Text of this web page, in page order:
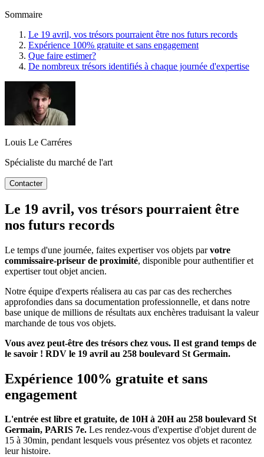
Sommaire
Le 19 avril, vos trésors pourraient être nos futurs records
Expérience 100% gratuite et sans engagement
Que faire estimer?
De nombreux trésors identifiés à chaque journée d'expertise
Louis Le Carréres
Spécialiste du marché de l'art
Contacter
Le 19 avril, vos trésors pourraient être
nos futurs records
Le temps d'une journée, faites expertiser vos objets parvotre
commissaire-priseur de proximité, disponible pour authentifier et
expertiser tout objet ancien.
Notre équipe d'experts réalisera au cas par cas des recherches
approfondies dans sa documentation professionnelle, et dans notre
base unique de millions de résultats aux enchères traduisant la valeur
marchande de tous vos objets.
Vous avez peut-être des trésors chez vous. Il est grand temps de
le savoir ! RDV le 19 avril au 258 boulevard St Germain.
Expérience 100% gratuite et sans
engagement
L'entrée est libre et gratuite, de 10H à 20H au 258 boulevard St
Germain, PARIS 7e. Les rendez-vous d'expertise d'objet durent de
15 à 30min, pendant lesquels vous présentez vos objets et racontez
leur histoire.